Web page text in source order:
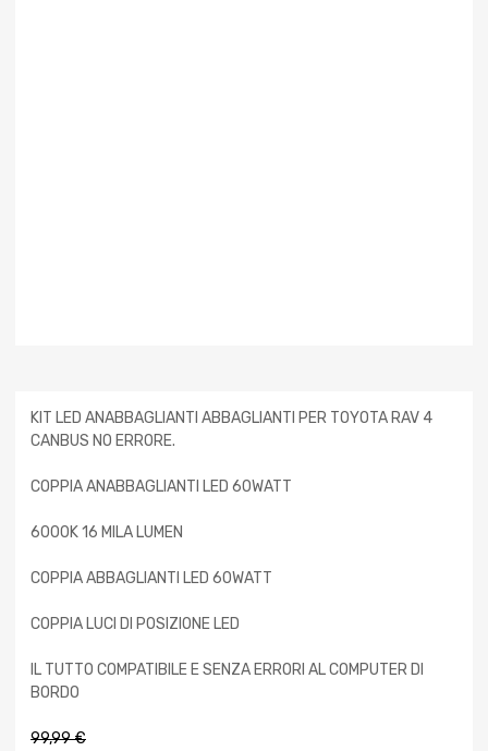
KIT LED ANABBAGLIANTI ABBAGLIANTI PER TOYOTA RAV 4
CANBUS NO ERRORE.
COPPIA ANABBAGLIANTI LED 60WATT
6000K 16 MILA LUMEN
COPPIA ABBAGLIANTI LED 60WATT
COPPIA LUCI DI POSIZIONE LED
IL TUTTO COMPATIBILE E SENZA ERRORI AL COMPUTER DI
BORDO
99,99€